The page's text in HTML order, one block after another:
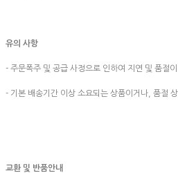
유의 사항
- 주문폭주 및 공급 사정으로 인하여 지연 및 품절
- 기본 배송기간 이상 소요되는 상품이거나, 품절
교환 및 반품안내